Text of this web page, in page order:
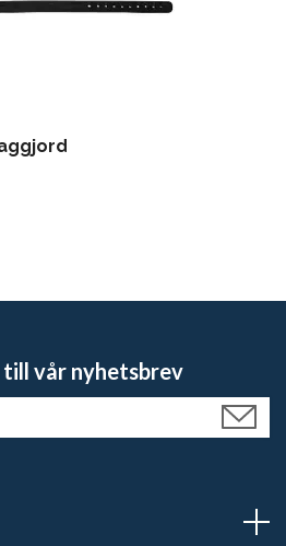
vår nyhetsbrev